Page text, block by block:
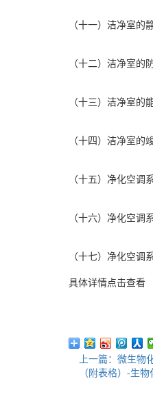
（十一）洁净室的
（十二）洁净室的
（十三）洁净室的
（十四）洁净室的
（十五）净化空调
（十六）净化空调
（十七）净化空调
具体详情点击查看
上一篇：微生物
（附表格）-生